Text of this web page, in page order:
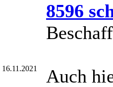
16.11.2021
8596
Auch